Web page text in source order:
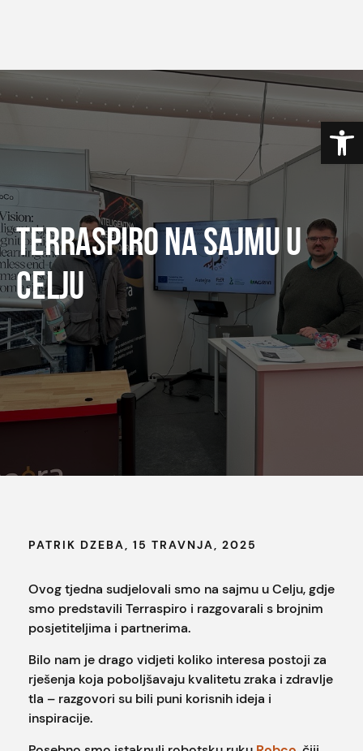
TERRASPIRO NA SAJMU U
CELJU
PATRIK DZEBA, 15 TRAVNJA, 2025
Ovog tjedna sudjelovali smo na sajmu u Celju, gdje
smo predstavili Terraspiro i razgovarali s brojnim
posjetiteljima i partnerima.
Bilo nam je drago vidjeti koliko interesa postoji za
rješenja koja poboljšavaju kvalitetu zraka i zdravlje
tla – razgovori su bili puni korisnih ideja i
inspiracije.